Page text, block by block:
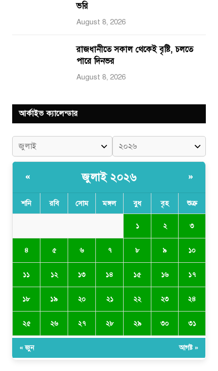
ভরি
August 8, 2026
রাজধানীতে সকাল থেকেই বৃষ্টি, চলতে
পারে দিনভর
August 8, 2026
আর্কাইভ ক্যালেন্ডার
« জুলাই ২০২৬ »
শনি রবি সোম মঙ্গল বুধ বৃহ শুক্র
১ ২ ৩
৪ ৫ ৬ ৭ ৮ ৯ ১০
১১ ১২ ১৩ ১৪ ১৫ ১৬ ১৭
১৮ ১৯ ২০ ২১ ২২ ২৩ ২৪
২৫ ২৬ ২৭ ২৮ ২৯ ৩০ ৩১
« জুন আগষ্ট »